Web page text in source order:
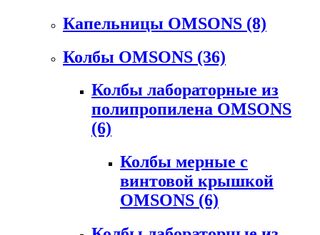
Капельницы OMSONS (8)
Колбы OMSONS (36)
Колбы лабораторные из
полипропилена OMSONS
(6)
Колбы мерные с
винтовой крышкой
OMSONS (6)